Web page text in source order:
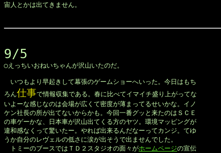
宙人とかは出てきません。
9/5
◯えっちいおねいちゃんが沢山いたのだ。
いつもより早起きして幕張のゲームショーへいった。今日はもち
ろん仕事で情報収集である。春に比べてイマイチ盛り上がってな
いよーな感じなのは会場が広くて密度が薄まってるせいかな。イノ
ケン社長の所が出てないからかも。今回一番グッと来たのはＳＣＥ
の車ゲーかな、日本車が沢山出てくる方のヤツ。環境マッピングが
違和感なくって驚いたー。やれば出来るんだなーってカンジ。てゆ
うか自分のレヴェルの低さに涙が出そうで出ませんでした。
トミーのブースではＴＤ２スタジオの面々がホームページの宣伝